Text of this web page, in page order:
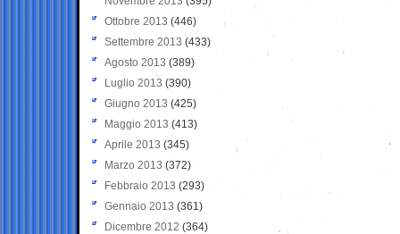
Ottobre 2013 (446)
Settembre 2013 (433)
Agosto 2013 (389)
Luglio 2013 (390)
Giugno 2013 (425)
Maggio 2013 (413)
Aprile 2013 (345)
Marzo 2013 (372)
Febbraio 2013 (293)
Gennaio 2013 (361)
Dicembre 2012 (364)